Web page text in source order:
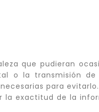
que pudieran
o la transmisión de
para evitarlo.
la exactitud de la